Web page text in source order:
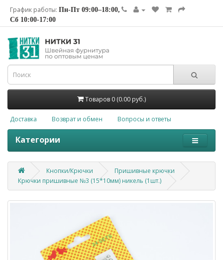
График работы: Пн-Пт 09:00–18:00,
Сб 10:00-17:00
Товаров 0 (0.00 руб.)
Доставка Возврат и обмен Вопросы и ответы
Категории
Кнопки/Крючки
Пришивные крючки
Крючки пришивные №3 (15*10мм) никель (1шт.)